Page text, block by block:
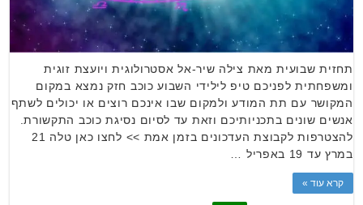
תחזית שבועית מאת צילה שיר-אל אסטרולוגית ויועצת זוגית
ומשפחתית לפניכם טיפ לילידי השבוע כוכב חזק נמצא במקום
המקושר עם תת המודע ולמקום שבו אינכם רוצים או יכולים לשתף
אנשים שונים בתכניותיכם וזאת עד לסיום נסיגת כוכב התקשורת.
להצטרפות לקבוצת העדכונים בזמן אמת >> לחצו כאן טלה 21
במרץ עד 19 באפריל …
קרא עוד »